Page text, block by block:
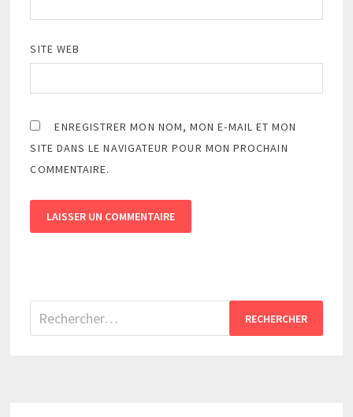
SITE WEB
ENREGISTRER MON NOM, MON E-MAIL ET MON
SITE DANS LE NAVIGATEUR POUR MON PROCHAIN
COMMENTAIRE.
Rechercher :